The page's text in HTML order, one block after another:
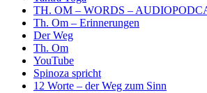
TH. OM – WORDS –
Th. Om – Erinnerungen
Der Weg
Th. Om
YouTube
Spinoza spricht
12 Worte – der Weg zum Sinn